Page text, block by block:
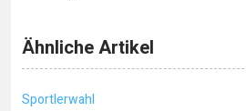
Ähnliche Artikel
Sportlerwahl